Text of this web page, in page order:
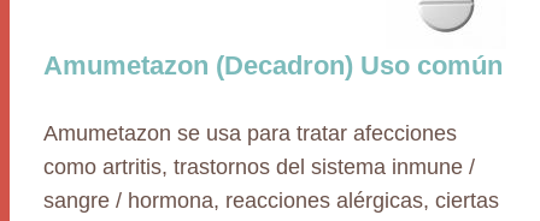
Amumetazon (Decadron) Uso común
Amumetazon se usa para tratar afecciones
como artritis, trastornos del sistema inmune /
sangre / hormona, reacciones alérgicas, ciertas